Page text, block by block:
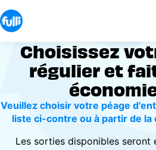
Aller
au
contenu
principal
Choisissez
régulier et
Veuillez choisir votre péage
liste ci-contre ou à partir de
Les sorties disponibles seront